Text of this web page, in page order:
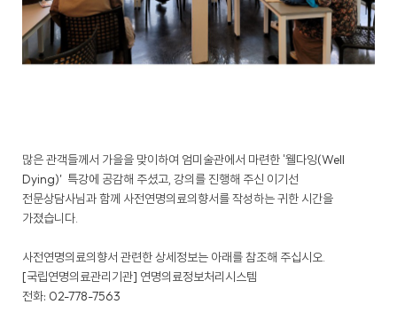
많은 관객들께서 가을을 맞이하여 엄미술관에서 마련한 '웰다잉(Well
Dying)' 특강에 공감해 주셨고 강의를 진행해 주신 이기선
전문상담사님과 함께 사전연명의료의향서를 작성하는 귀한 시간을
가졌습니다
사전연명의료의향서 관련한 상세정보는 아래를 참조해 주십시오
[국립연명의료관리기관] 연명의료정보처리시스템
전화: 02-778-7563